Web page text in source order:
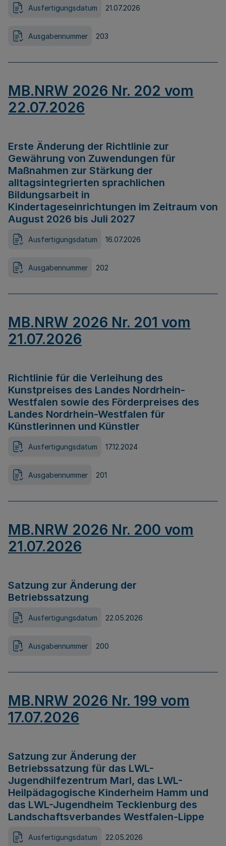
Ausfertigungsdatum 21.07.2026
Ausgabennummer 203
MB.NRW 2026 Nr. 202 vom
22.07.2026
Erste Änderung der Richtlinie zur
Gewährung von Zuwendungen für
Maßnahmen zur Stärkung der
alltagsintegrierten sprachlichen
Bildungsarbeit in
Kindertageseinrichtungen im Zeitraum von
August 2026 bis Juli 2027
Ausfertigungsdatum 16.07.2026
Ausgabennummer 202
MB.NRW 2026 Nr. 201 vom
21.07.2026
Richtlinie für die Verleihung des
Kunstpreises des Landes Nordrhein-
Westfalen sowie des Förderpreises des
Landes Nordrhein-Westfalen für
Künstlerinnen und Künstler
Ausfertigungsdatum 17.12.2024
Ausgabennummer 201
MB.NRW 2026 Nr. 200 vom
21.07.2026
Satzung zur Änderung der
Betriebssatzung
Ausfertigungsdatum 22.05.2026
Ausgabennummer 200
MB.NRW 2026 Nr. 199 vom
17.07.2026
Satzung zur Änderung der
Betriebssatzung für das LWL-
Jugendhilfezentrum Marl, das LWL-
Heilpädagogische Kinderheim Hamm und
das LWL-Jugendheim Tecklenburg des
Landschaftsverbandes Westfalen-Lippe
Ausfertigungsdatum 22.05.2026